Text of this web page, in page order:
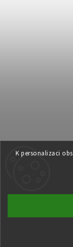
K personalizaci